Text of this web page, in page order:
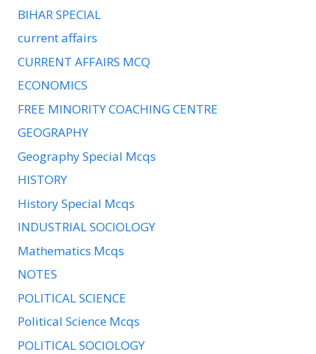
BIHAR SPECIAL
current affairs
CURRENT AFFAIRS MCQ
ECONOMICS
FREE MINORITY COACHING CENTRE
GEOGRAPHY
Geography Special Mcqs
HISTORY
History Special Mcqs
INDUSTRIAL SOCIOLOGY
Mathematics Mcqs
NOTES
POLITICAL SCIENCE
Political Science Mcqs
POLITICAL SOCIOLOGY